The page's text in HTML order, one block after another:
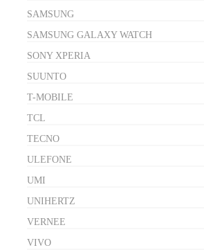
SAMSUNG
SAMSUNG GALAXY WATCH
SONY XPERIA
SUUNTO
T-MOBILE
TCL
TECNO
ULEFONE
UMI
UNIHERTZ
VERNEE
VIVO